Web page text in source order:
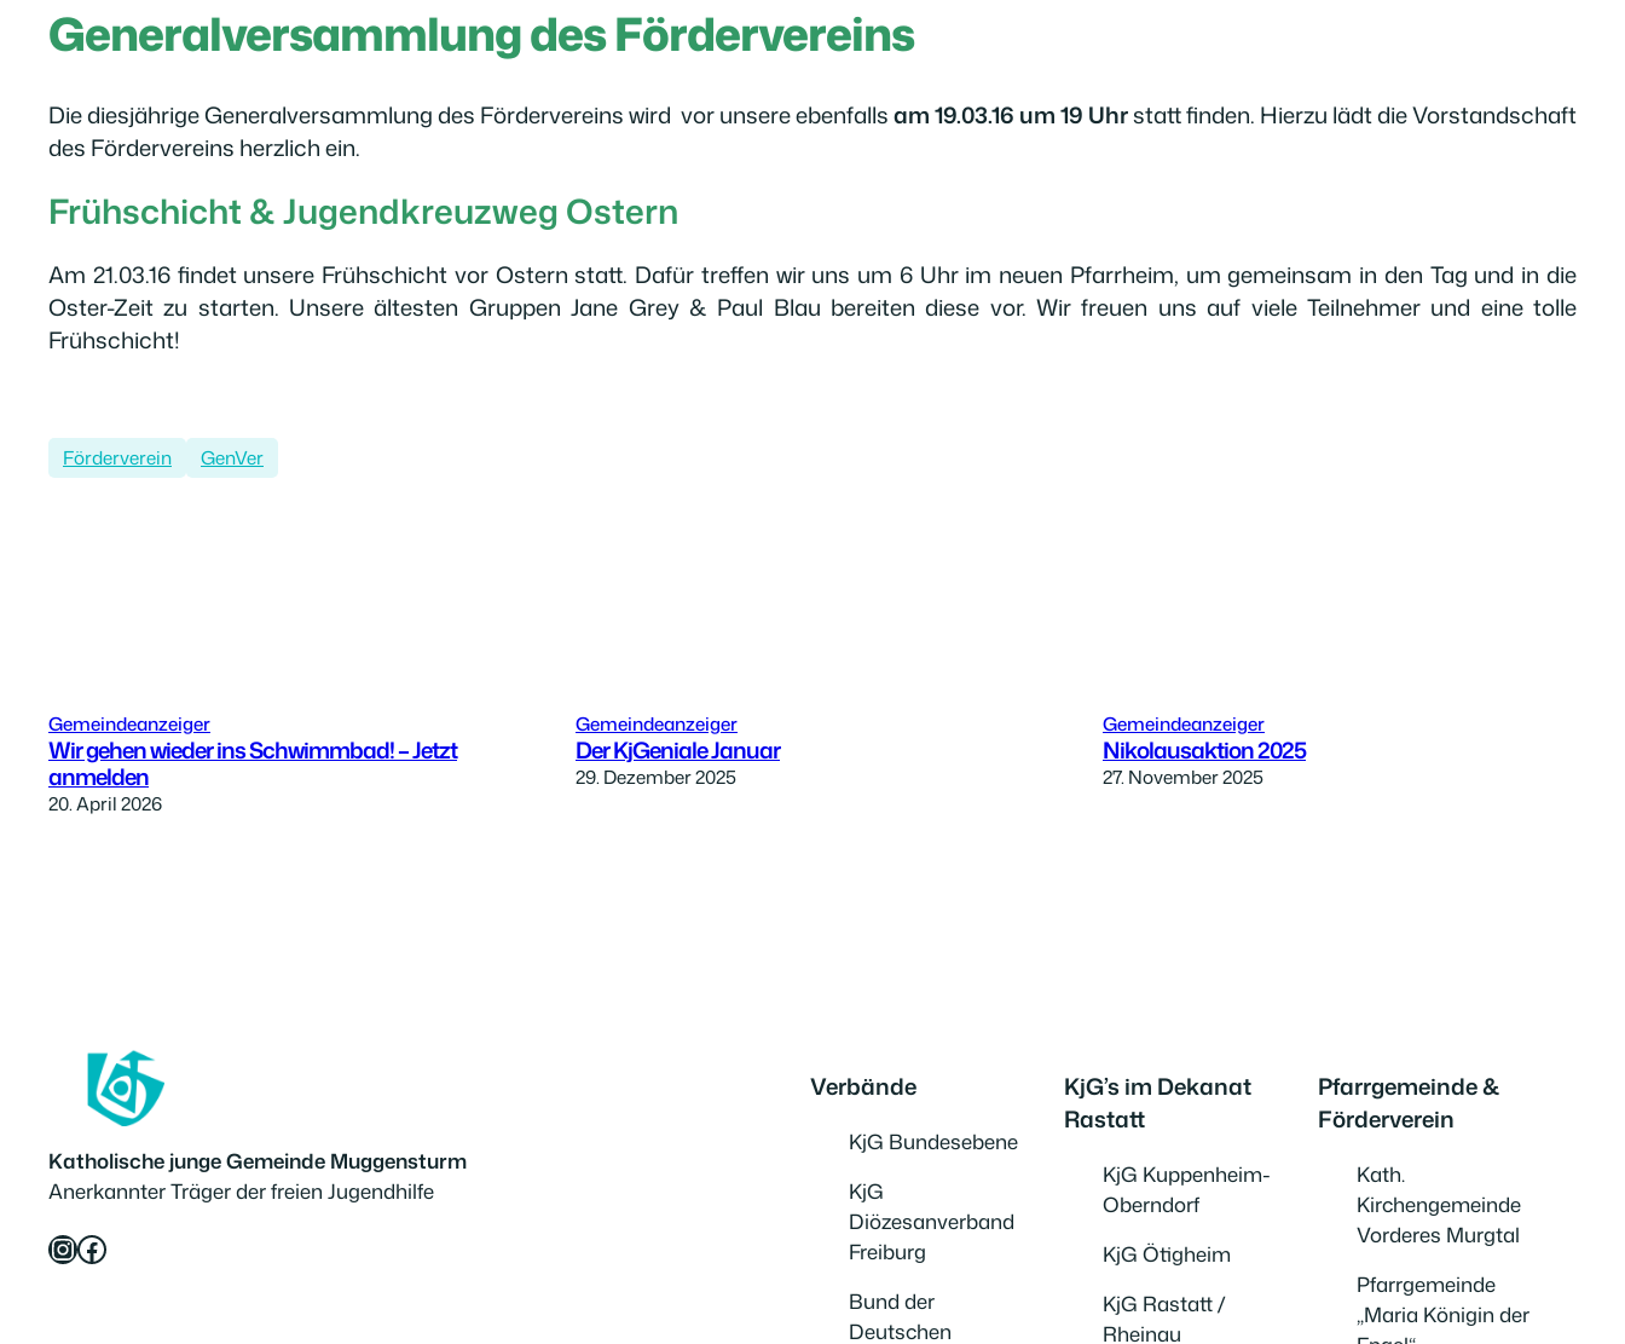
Generalversammlung des Fördervereins
Die diesjährige Generalversammlung des Fördervereins wird vor unsere ebenfallsam 19.03.16 um 19 Uhrstatt finden. Hierzu lädt die Vorstandschaft
des Fördervereins herzlich ein.
Frühschicht & Jugendkreuzweg Ostern
Am 21.03.16 findet unsere Frühschicht vor Ostern statt. Dafür treffen wir uns um 6 Uhr im neuen Pfarrheim, um gemeinsam in den Tag und in die
Oster-Zeit zu starten. Unsere ältesten Gruppen Jane Grey & Paul Blau bereiten diese vor. Wir freuen uns auf viele Teilnehmer und eine tolle
Frühschicht!
Förderverein GenVer
Gemeindeanzeiger
Wir gehen wieder ins Schwimmbad! – Jetzt
anmelden
20. April 2026
Gemeindeanzeiger
Der KjGeniale Januar
29. Dezember 2025
Gemeindeanzeiger
Nikolausaktion 2025
27. November 2025
Katholische junge Gemeinde Muggensturm
Anerkannter Träger der freien Jugendhilfe
InstagramFacebook
Verbände
KjG Bundesebene
KjG
Diözesanverband
Freiburg
Bund der
Deutschen
KjG’s im Dekanat
Rastatt
KjG Kuppenheim-
Oberndorf
KjG Ötigheim
KjG Rastatt /
Rheinau
Pfarrgemeinde &
Förderverein
Kath.
Kirchengemeinde
Vorderes Murgtal
Pfarrgemeinde
„Maria Königin der